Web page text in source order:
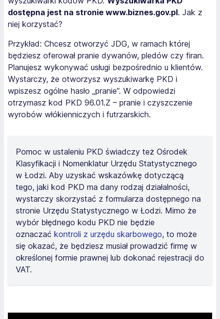
dostępna jest na stronie www.biznes.gov.pl. Jak z
niej korzystać?
Przykład: Chcesz otworzyć JDG, w ramach której
będziesz oferował pranie dywanów, pledów czy firan.
Planujesz wykonywać usługi bezpośrednio u klientów.
Wystarczy, że otworzysz wyszukiwarkę PKD i
wpiszesz ogólne hasło „pranie”. W odpowiedzi
otrzymasz kod PKD 96.01.Z – pranie i czyszczenie
wyrobów włókienniczych i futrzarskich.
Pomoc w ustaleniu PKD świadczy też Ośrodek
Klasyfikacji i Nomenklatur Urzędu Statystycznego
w Łodzi. Aby uzyskać wskazówkę dotyczącą
tego, jaki kod PKD ma dany rodzaj działalności,
wystarczy skorzystać z formularza dostępnego na
stronie Urzędu Statystycznego w Łodzi. Mimo że
wybór błędnego kodu PKD nie będzie
oznaczać kontroli z urzędu skarbowego, to może
się okazać, że będziesz musiał prowadzić firmę w
określonej formie prawnej lub dokonać rejestracji do
VAT.